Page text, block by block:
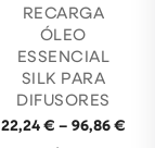
RECARGA
ÓLEO
ESSENCIAL
SILK PARA
DIFUSORES
22,24€ – 96,86€